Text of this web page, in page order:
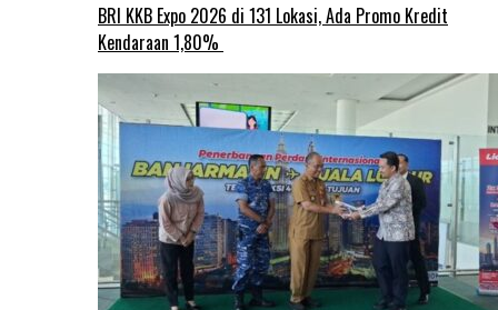
BRI KKB Expo 2026 di 131 Lokasi, Ada Promo Kredit
Kendaraan 1,80%